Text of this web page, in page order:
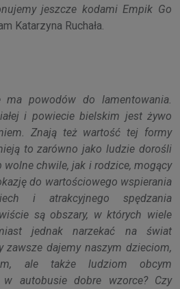
jeszcze kodami Empik Go
Katarzyna Ruchała.
ma powodów do lamentowania.
i powiecie bielskim jest żywo
Znają też wartość tej formy
to zarówno jako ludzie dorośli
chwile, jak i rodzice, mogący
do wartościowego wspierania
i atrakcyjnego spędzania
są obszary, w których wiele
jednak narzekać na świat
zawsze dajemy naszym dzieciom,
ale także ludziom obcym
autobusie dobre wzorce? Czy